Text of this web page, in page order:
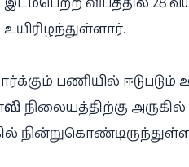
உயிரிழந்துள்ளார்.
பணியில்
அருகில்